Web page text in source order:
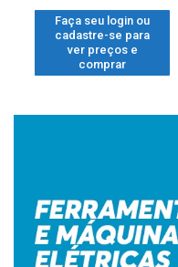
Faça seu login ou
cadastre-se para
ver preços e
comprar